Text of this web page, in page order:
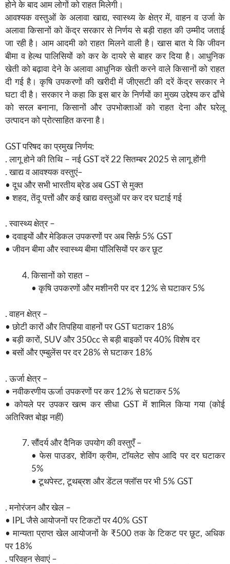
होने के बाद आम लोगों को राहत मिलेगी।
आवश्यक वस्तुओं के अलावा खाद्य, स्वास्थ्य के क्षेत्र में, वाहन व उर्जा के
अलावा किसानों को केंद्र सरकार से निर्णय से बड़ी राहत की उम्मीद जताई
जा रही है। आम आदमी को राहत मिलने वाली है। खास बात ये कि जीवन
बीमा व हेल्थ पालिसियों को कर के दायरे से बाहर कर दिया है। आधुनिक
खेती को बढ़ावा देने के अलावा आधुनिक खेती करने वाले किसानों को राहत
दी गई है। कृषि उपकरणों की खरीदी में जीएसटी की दरें केंद्र सरकार ने
घटा दी है। सरकार ने कहा कि इस बार के निर्णयों का मुख्य उद्देश्य कर ढाँचे
को सरल बनाना, किसानों और उपभोक्ताओं को राहत देना और घरेलू
उत्पादन को प्रोत्साहित करना है।
GST परिषद का प्रमुख निर्णय:
. लागू होने की तिथि – नई GST दरें 22 सितम्बर 2025 से लागू होंगी
. खाद्य व आवश्यक वस्तुएं–
• दूध और सभी भारतीय ब्रेड अब GST से मुक्त
• शहद, तेंदू पत्तों और कई खाद्य वस्तुओं पर कर दर घटाई गई
. स्वास्थ्य क्षेत्र –
• दवाइयों और मेडिकल उपकरणों पर अब सिर्फ़ 5% GST
• जीवन बीमा और स्वास्थ्य बीमा पॉलिसियों पर कर छूट
किसानों को राहत –
• कृषि उपकरणों और मशीनरी पर दर 12% से घटाकर 5%
. वाहन क्षेत्र –
• छोटी कारों और तिपहिया वाहनों पर GST घटाकर 18%
• बड़ी कारों, SUV और 350cc से बड़ी बाइकों पर 40% विशेष दर
• बसों और एम्बुलेंस पर दर 28% से घटाकर 18%
. ऊर्जा क्षेत्र –
• नवीकरणीय ऊर्जा उपकरणों पर कर 12% से घटाकर 5%
• कोयले पर उपकर खत्म कर सीधा GST में शामिल किया गया (कोई
अतिरिक्त बोझ नहीं)
सौंदर्य और दैनिक उपयोग की वस्तुएँ –
• फेस पाउडर, शेविंग क्रीम, टॉयलेट सोप आदि पर दर घटाकर
5%
• टूथपेस्ट, टूथब्रश और डेंटल फ्लॉस पर भी 5% GST
. मनोरंजन और खेल –
• IPL जैसे आयोजनों पर टिकटों पर 40% GST
• मान्यता प्राप्त खेल आयोजनों के ₹500 तक के टिकट पर छूट, अधिक
पर 18%
. परिवहन सेवाएं –